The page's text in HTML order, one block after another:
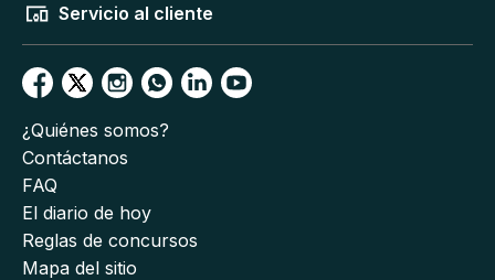
Servicio al cliente
¿Quiénes somos?
Contáctanos
FAQ
El diario de hoy
Reglas de concursos
Mapa del sitio